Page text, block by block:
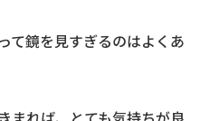
て鏡を見すぎるのはよくあ